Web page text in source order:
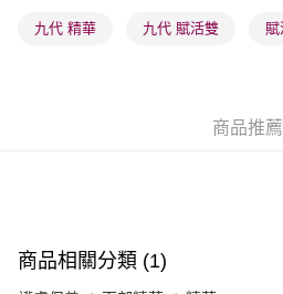
每筆HK$65.00，滿HK$300.00或以上
每筆HK$20.00，滿HK$100.00或以上
(澳門門市) 只顯示可選門市。確認發
澳門地區配送 - 確認發貨後1-4個工作天
九代 精華 九代 賦活雙
商品推薦
商品相關分類 (1)